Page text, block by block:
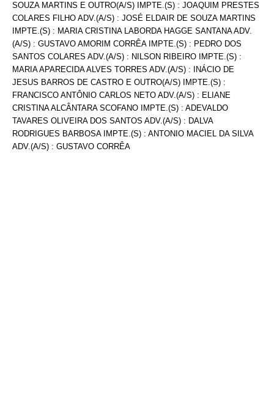
SOUZA MARTINS E OUTRO(A/S) IMPTE.(S) : JOAQUIM PRESTES
COLARES FILHO ADV.(A/S) : JOSÉ ELDAIR DE SOUZA MARTINS
IMPTE.(S) : MARIA CRISTINA LABORDA HAGGE SANTANA ADV.
(A/S) : GUSTAVO AMORIM CORRÊA IMPTE.(S) : PEDRO DOS
SANTOS COLARES ADV.(A/S) : NILSON RIBEIRO IMPTE.(S) :
MARIA APARECIDA ALVES TORRES ADV.(A/S) : INÁCIO DE
JESUS BARROS DE CASTRO E OUTRO(A/S) IMPTE.(S) :
FRANCISCO ANTÔNIO CARLOS NETO ADV.(A/S) : ELIANE
CRISTINA ALCÂNTARA SCOFANO IMPTE.(S) : ADEVALDO
TAVARES OLIVEIRA DOS SANTOS ADV.(A/S) : DALVA
RODRIGUES BARBOSA IMPTE.(S) : ANTONIO MACIEL DA SILVA
ADV.(A/S) : GUSTAVO CORRÊA